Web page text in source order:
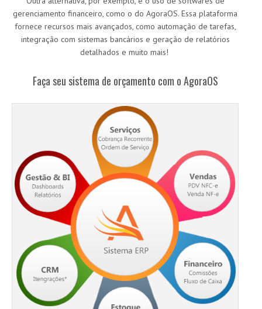
gerenciamento financeiro, como o do AgoraOS. Essa plataforma
fornece recursos mais avançados, como automação de tarefas,
integração com sistemas bancários e geração de relatórios
detalhados e muito mais!
Faça seu sistema de orçamento com o AgoraOS